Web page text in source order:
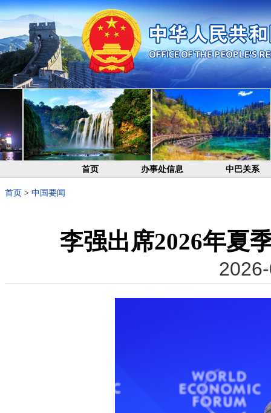
首页 办事处信息 中巴关系
首页 > 中国要闻
李强出席2026年夏